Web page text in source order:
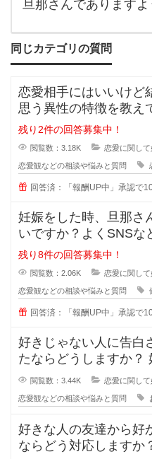
旦那さんでありますよ
同じカテゴリの質問
恋愛相手にはいいけど
思う異性の特徴を教えてくだ
をしている間に相手の
残り2件の回答募集中！
閲覧数：3.18K 恋愛に関し
恋愛観などの相談や悩みと質問
回答済：「報酬UP中」承認で
妊娠をした時、旦那さ
いですか？よくSNSな
を見ていたりすると、
残り8件の回答募集中！
閲覧数：2.06K 恋愛に関し
恋愛観などの相談や悩みと質問
回答済：「報酬UP中」承認で
好きじゃない人に告白
たならどうしますか？ 好意を持っていない相手
からの告白、結構戸惑
閲覧数：3.44K 恋愛に関し
恋愛観などの相談や悩みと質問
好きな人の友達から好
ならどう対応しますか